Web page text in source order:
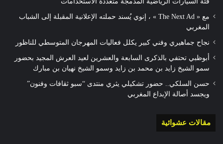
مع « The Next Ad » ، إنوي يُسند حملته الإعلانية المقبلة إلى الشباب
المغربي
نجاح جماهيري وفني كبير يكلل فعاليات المهرجان المتوسطي للناظور
أبوظبي تحتفي بالذكرى السابعة والعشرين لعيد العرش المجيد بحضور
سمو الشيخ زايد بن محمد بن زايد وسمو الشيخ نهيان بن مبارك
حسن السلكي.. حضور تشكيلي يثري منتدى “سبو ثقافات وفنون”
ويجسد أصالة الإبداع المغربي
مقالات عشوائية